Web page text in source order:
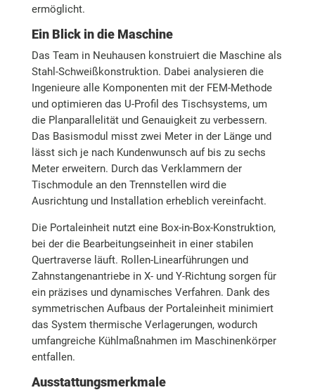
ermöglicht.
Ein Blick in die Maschine
Das Team in Neuhausen konstruiert die Maschine als
Stahl-Schweißkonstruktion. Dabei analysieren die
Ingenieure alle Komponenten mit der FEM-Methode
und optimieren das U-Profil des Tischsystems, um
die Planparallelität und Genauigkeit zu verbessern.
Das Basismodul misst zwei Meter in der Länge und
lässt sich je nach Kundenwunsch auf bis zu sechs
Meter erweitern. Durch das Verklammern der
Tischmodule an den Trennstellen wird die
Ausrichtung und Installation erheblich vereinfacht.
Die Portaleinheit nutzt eine Box-in-Box-Konstruktion,
bei der die Bearbeitungseinheit in einer stabilen
Quertraverse läuft. Rollen-Linearführungen und
Zahnstangenantriebe in X- und Y-Richtung sorgen für
ein präzises und dynamisches Verfahren. Dank des
symmetrischen Aufbaus der Portaleinheit minimiert
das System thermische Verlagerungen, wodurch
umfangreiche Kühlmaßnahmen im Maschinenkörper
entfallen.
Ausstattungsmerkmale